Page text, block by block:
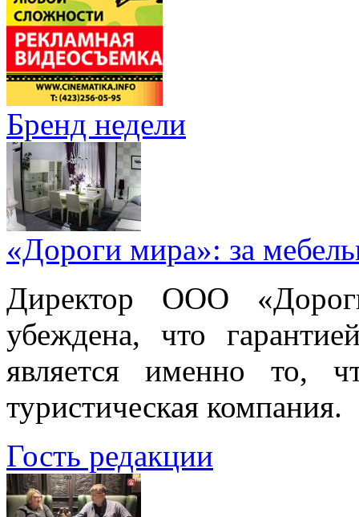
Бренд недели
«Дороги мира»: за
Директор ООО
убеждена, что
является именно то,
туристическая компания.
Гость редакции